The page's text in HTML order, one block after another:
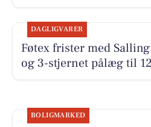
DAGLIGVARER
Føtex frister med
og 3-stjernet pålæg til
BOLIGMARKED